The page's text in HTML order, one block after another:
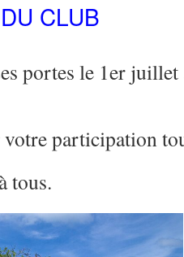
CLUB
portes le 1er juillet
participation
tous.